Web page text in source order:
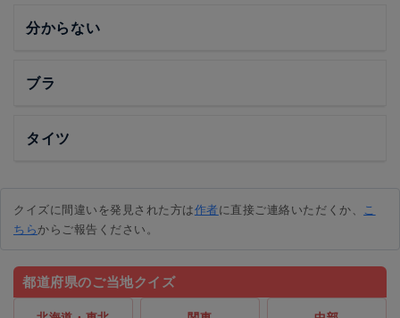
分からない
ブラ
タイツ
クイズに間違いを発見された方は作者に直接ご連絡いただくか、 こ
ちらからご報告ください。
都道府県のご当地クイズ